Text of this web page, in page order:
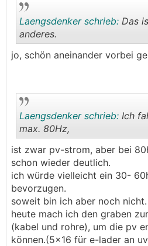
Laengsdenker schrieb: Das
anderes.
jo, schön aneinander vorbei
Laengsdenker schrieb: Ich
max. 80Hz,
ist zwar pv-strom, aber bei
schon wieder deutlich.
ich würde vielleicht ein 30-
bevorzugen.
soweit bin ich aber noch nicht.
heute mach ich den graben
(kabel und rohre), um die pv
können.(5x16 für e-lader an